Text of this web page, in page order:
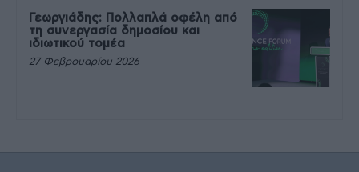
Γεωργιάδης: Πολλαπλά οφέλη από
τη συνεργασία δημοσίου και
ιδιωτικού τομέα
27 Φεβρουαρίου 2026